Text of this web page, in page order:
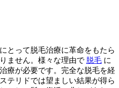
とって脱毛治療に革命をもたら
ません。様々な理由で 脱毛 に
療が必要です。完全な脱毛を経
テリドでは望ましい結果が得ら